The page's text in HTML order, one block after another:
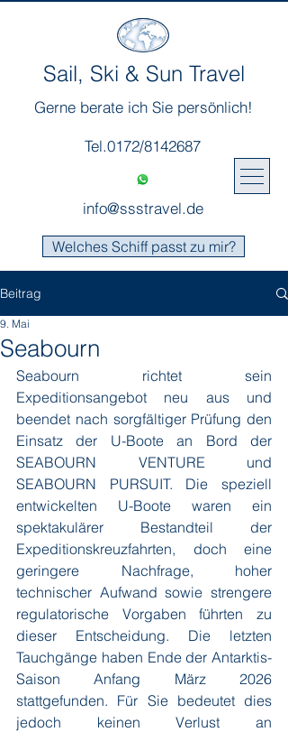
Sail, Ski & Sun Travel
Gerne berate ich Sie persönlich!
Tel.0172/8142687
info@ssstravel.de
Welches Schiff passt zu mir?
Beitrag
Seabourn
9. Mai
Seabourn richtet sein
Expeditionsangebot neu aus und
beendet nach sorgfältiger Prüfung den
Einsatz der U-Boote an Bord der
SEABOURN VENTURE und
SEABOURN PURSUIT. Die speziell
entwickelten U-Boote waren ein
spektakulärer Bestandteil der
Expeditionskreuzfahrten, doch eine
geringere Nachfrage, hoher
technischer Aufwand sowie strengere
regulatorische Vorgaben führten zu
dieser Entscheidung. Die letzten
Tauchgänge haben Ende der Antarktis-
Saison Anfang März 2026
stattgefunden. Für Sie bedeutet dies
jedoch keinen Verlust an